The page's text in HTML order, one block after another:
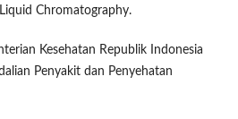
Chromatography.
Kesehatan Republik Indonesia
Penyakit dan Penyehatan